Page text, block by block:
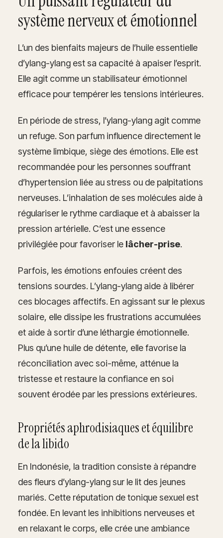
système nerveux et émotionnel
L’un des bienfaits majeurs de l’huile essentielle
d’ylang-ylang est sa capacité à apaiser l’esprit.
Elle agit comme un stabilisateur émotionnel
efficace pour tempérer les tensions intérieures.
En période de stress, l’ylang-ylang agit comme
un refuge. Son parfum influence directement le
système limbique, siège des émotions. Elle est
recommandée pour les personnes souffrant
d’hypertension liée au stress ou de palpitations
nerveuses. L’inhalation de ses molécules aide à
régulariser le rythme cardiaque et à abaisser la
pression artérielle. C’est une essence
privilégiée pour favoriser le lâcher-prise.
Parfois, les émotions enfouies créent des
tensions sourdes. L’ylang-ylang aide à libérer
ces blocages affectifs. En agissant sur le plexus
solaire, elle dissipe les frustrations accumulées
et aide à sortir d’une léthargie émotionnelle.
Plus qu’une huile de détente, elle favorise la
réconciliation avec soi-même, atténue la
tristesse et restaure la confiance en soi
souvent érodée par les pressions extérieures.
Propriétés aphrodisiaques et équilibre
de la libido
En Indonésie, la tradition consiste à répandre
des fleurs d’ylang-ylang sur le lit des jeunes
mariés. Cette réputation de tonique sexuel est
fondée. En levant les inhibitions nerveuses et
en relaxant le corps, elle crée une ambiance